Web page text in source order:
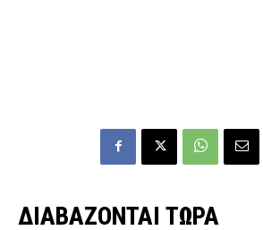
ΔΙΑΒΑΖΟΝΤΑΙ ΤΩΡΑ